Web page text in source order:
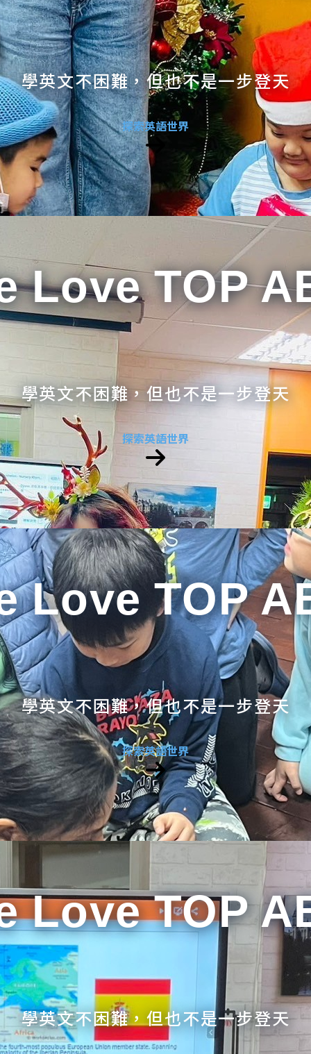
學英文不困難，但也不是一步登天
探索英語世界
Love TOP
學英文不困難，但也不是一步登天
探索英語世界
Love TOP
學英文不困難，但也不是一步登天
探索英語世界
Love TOP
學英文不困難，但也不是一步登天